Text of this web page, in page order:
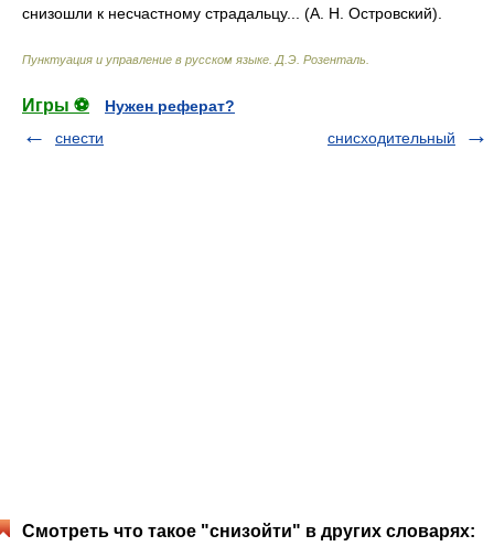
снизошли к несчастному страдальцу... (А. Н. Островский).
Пунктуация и управление в русском языке Д.Э. Розенталь
Игры ⚽
Нужен реферат?
снести
снисходительный
Смотреть что такое "снизойти" в других словарях: